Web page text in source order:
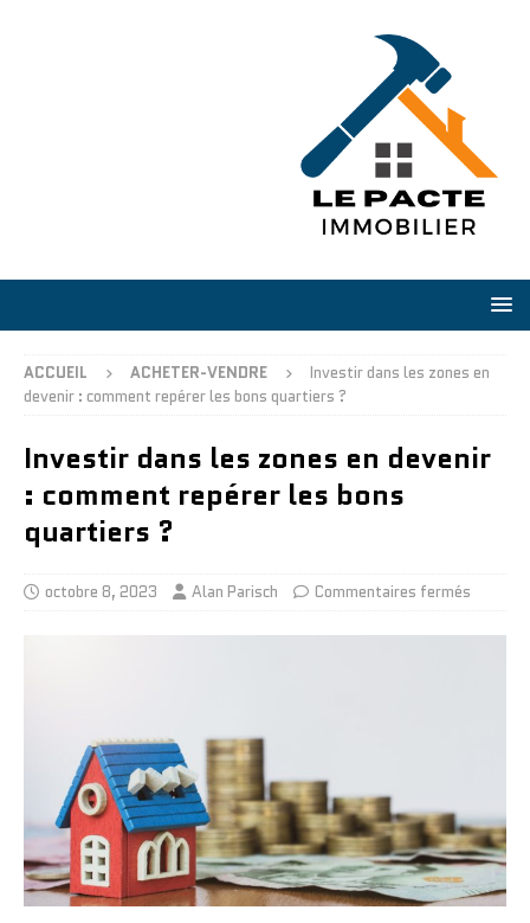
ACCUEIL ACHETER-VENDRE
Investir dans les zones en
devenir : comment repérer les bons quartiers ?
Investir dans les zones en devenir
: comment repérer les bons
quartiers ?
octobre 8, 2023 Alan Parisch Commentaires fermés